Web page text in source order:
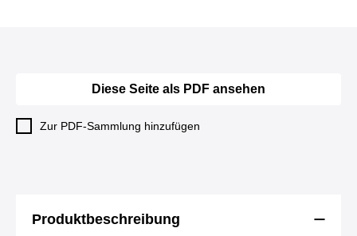
Diese Seite als PDF ansehen
Zur PDF-Sammlung hinzufügen
Produktbeschreibung